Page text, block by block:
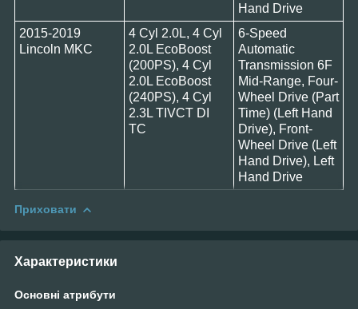
Hand Drive
2015-2019
Lincoln MKC
4 Cyl 2.0L, 4 Cyl
2.0L EcoBoost
(200PS), 4 Cyl
2.0L EcoBoost
(240PS), 4 Cyl
2.3L TIVCT DI
TC
6-Speed
Automatic
Transmission 6F
Mid-Range, Four-
Wheel Drive (Part
Time) (Left Hand
Drive), Front-
Wheel Drive (Left
Hand Drive), Left
Hand Drive
Приховати
Характеристики
Основні атрибути